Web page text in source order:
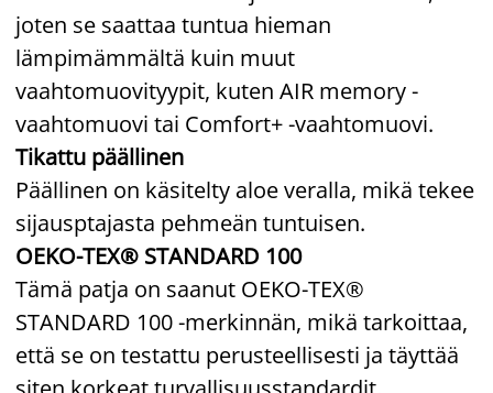
joten se saattaa tuntua hieman
lämpimämmältä kuin muut
vaahtomuovityypit, kuten AIR memory -
vaahtomuovi tai Comfort+ -vaahtomuovi.
Tikattu päällinen
Päällinen on käsitelty aloe veralla, mikä tekee
sijausptajasta pehmeän tuntuisen.
OEKO-TEX® STANDARD 100
Tämä patja on saanut OEKO-TEX®
STANDARD 100 -merkinnän, mikä tarkoittaa,
että se on testattu perusteellisesti ja täyttää